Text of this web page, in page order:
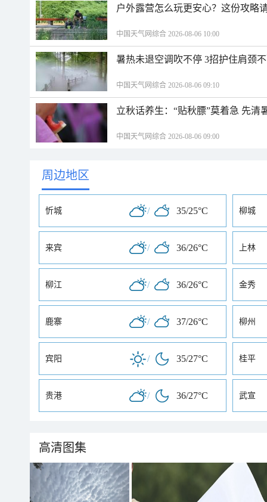
户外露营怎么玩更安心？这份攻略
中国天气网综合 2026-08-06 10:00
暑热未退空调吹不停 3招护住肩颈
中国天气网综合 2026-08-06 09:10
立秋话养生：“贴秋膘”莫着急 先清
中国天气网综合 2026-08-06 09:00
周边地区
忻城 / 35/25°C 柳城
来宾 / 36/26°C 上林
柳江 / 36/26°C 金秀
鹿寨 / 37/26°C 柳州
宾阳 / 35/27°C 桂平
贵港 / 36/27°C 武宣
高清图集